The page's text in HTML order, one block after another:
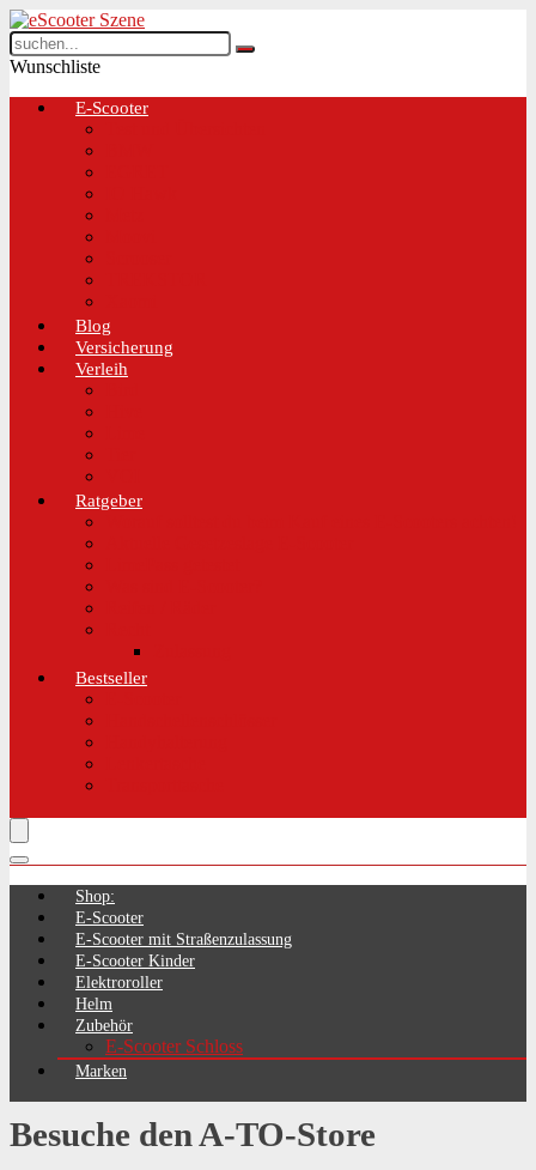
Wunschliste
E-Scooter
Blog
Versicherung
Verleih
Ratgeber
Bestseller
Shop:
E-Scooter
E-Scooter mit Straßenzulassung
E-Scooter Kinder
Elektroroller
Helm
Zubehör
E-Scooter Schloss
Marken
Besuche den A-TO-Store